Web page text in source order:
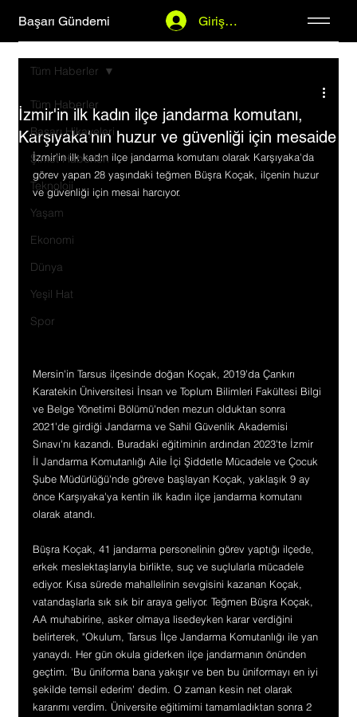
Başarı Gündemi Giriş Yap
Tüm Haberler
Başarı Hikayeleri
Şirket Haberleri
Teknoloji
Yaşam
Ekonomi
Dünya
Yeşil Hat
Spor
Tüm Haberler
İzmir'in ilk kadın ilçe jandarma komutanı,
Karşıyaka'nın huzur ve güvenliği için mesaide
İzmir'in ilk kadın ilçe jandarma komutanı olarak Karşıyaka'da
görev yapan 28 yaşındaki teğmen Büşra Koçak, ilçenin huzur
ve güvenliği için mesai harcıyor.
Mersin'in Tarsus ilçesinde doğan Koçak, 2019'da Çankırı
Karatekin Üniversitesi İnsan ve Toplum Bilimleri Fakültesi Bilgi
ve Belge Yönetimi Bölümü'nden mezun olduktan sonra
2021'de girdiği Jandarma ve Sahil Güvenlik Akademisi
Sınavı'nı kazandı. Buradaki eğitiminin ardından 2023'te İzmir
İl Jandarma Komutanlığı Aile İçi Şiddetle Mücadele ve Çocuk
Şube Müdürlüğü'nde göreve başlayan Koçak, yaklaşık 9 ay
önce Karşıyaka'ya kentin ilk kadın ilçe jandarma komutanı
olarak atandı.
Büşra Koçak, 41 jandarma personelinin görev yaptığı ilçede,
erkek meslektaşlarıyla birlikte, suç ve suçlularla mücadele
ediyor. Kısa sürede mahallelinin sevgisini kazanan Koçak,
vatandaşlarla sık sık bir araya geliyor. Teğmen Büşra Koçak,
AA muhabirine, asker olmaya lisedeyken karar verdiğini
belirterek, "Okulum, Tarsus İlçe Jandarma Komutanlığı ile yan
yanaydı. Her gün okula giderken ilçe jandarmanın önünden
geçtim. 'Bu üniforma bana yakışır ve ben bu üniformayı en iyi
şekilde temsil ederim' dedim. O zaman kesin net olarak
kararımı verdim. Üniversite eğitimimi tamamladıktan sonra 2